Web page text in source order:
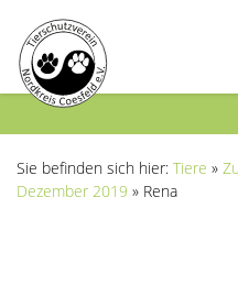
Sie befinden sich hier: Tiere »
Dezember 2019 » Rena